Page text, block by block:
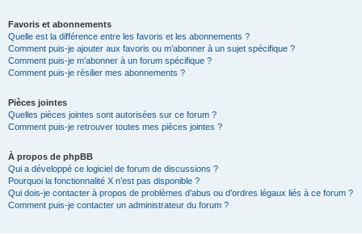
Favoris et abonnements
Quelle est la différence entre les favoris et les abonnements ?
Comment puis-je ajouter aux favoris ou m’abonner à un sujet spécifique ?
Comment puis-je m’abonner à un forum spécifique ?
Comment puis-je résilier mes abonnements ?
Pièces jointes
Quelles pièces jointes sont autorisées sur ce forum ?
Comment puis-je retrouver toutes mes pièces jointes ?
À propos de phpBB
Qui a développé ce logiciel de forum de discussions ?
Pourquoi la fonctionnalité X n’est pas disponible ?
Qui dois-je contacter à propos de problèmes d’abus ou d’ordres légaux liés à ce forum ?
Comment puis-je contacter un administrateur du forum ?